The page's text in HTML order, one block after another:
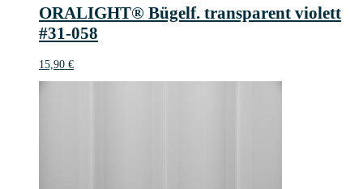
ORALIGHT® Bügelf. transparent violett
#31-058
15,90 €